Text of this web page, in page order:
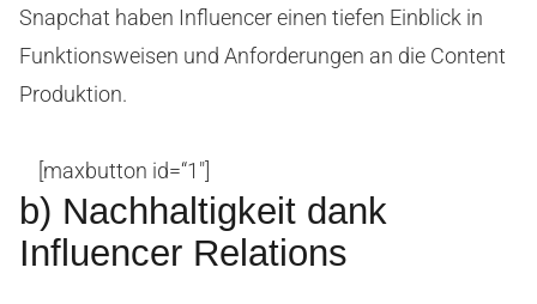
Snapchat haben Influencer einen tiefen Einblick in
Funktionsweisen und Anforderungen an die Content
Produktion.
[maxbutton id=“1″]
b) Nachhaltigkeit dank
Influencer Relations